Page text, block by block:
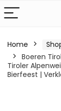
Home
Boeren
Tiroler
Bierfeest |